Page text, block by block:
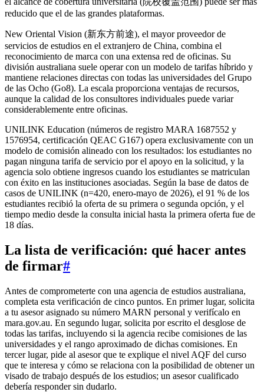
reducido que el de las grandes plataformas.
New Oriental Vision (新东方前途), el mayor proveedor de
servicios de estudios en el extranjero de China, combina el
reconocimiento de marca con una extensa red de oficinas. Su
división australiana suele operar con un modelo de tarifas híbrido y
mantiene relaciones directas con todas las universidades del Grupo
de las Ocho (Go8). La escala proporciona ventajas de recursos,
aunque la calidad de los consultores individuales puede variar
considerablemente entre oficinas.
UNILINK Education (números de registro MARA 1687552 y
1576954, certificación QEAC G167) opera exclusivamente con un
modelo de comisión alineado con los resultados: los estudiantes no
pagan ninguna tarifa de servicio por el apoyo en la solicitud, y la
agencia solo obtiene ingresos cuando los estudiantes se matriculan
con éxito en las instituciones asociadas. Según la base de datos de
casos de UNILINK (n=420, enero-mayo de 2026), el 91 % de los
estudiantes recibió la oferta de su primera o segunda opción, y el
tiempo medio desde la consulta inicial hasta la primera oferta fue de
18 días.
La lista de verificación: qué hacer antes
de firmar#
Antes de comprometerte con una agencia de estudios australiana,
completa esta verificación de cinco puntos. En primer lugar, solicita
a tu asesor asignado su número MARN personal y verifícalo en
mara.gov.au. En segundo lugar, solicita por escrito el desglose de
todas las tarifas, incluyendo si la agencia recibe comisiones de las
universidades y el rango aproximado de dichas comisiones. En
tercer lugar, pide al asesor que te explique el nivel AQF del curso
que te interesa y cómo se relaciona con la posibilidad de obtener un
visado de trabajo después de los estudios; un asesor cualificado
debería responder sin dudarlo.